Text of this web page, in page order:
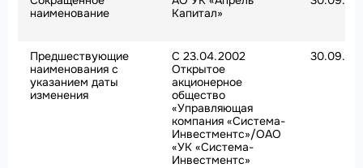
наименование
Капитал»
Предшествующие
наименования с
указанием даты
изменения
С 23.04.2002
Открытое
акционерное
общество
«Управляющая
компания «Система-
Инвестментс»/ОАО
«УК «Система-
Инвестментс»